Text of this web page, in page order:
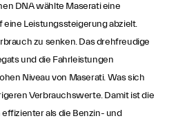
DNA wählte Maserati eine
eine Leistungssteigerung abzielt.
zu senken. Das drehfreudige
und die Fahrleistungen
Niveau von Maserati. Was sich
Verbrauchswerte. Damit ist die
als die Benzin- und